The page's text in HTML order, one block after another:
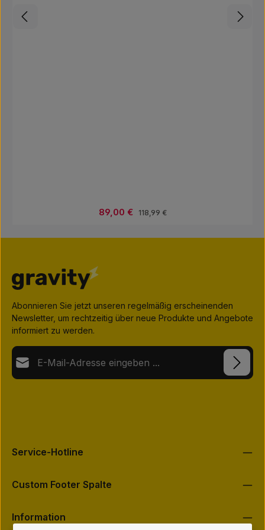
Verkaufspreis:
89,00 € Regulärer Preis:
118,99 €
Abonnieren Sie jetzt unseren regelmäßig erscheinenden
Newsletter, um rechtzeitig über neue Produkte und Angebote
informiert zu werden.
E-Mail-Adresse*
Service-Hotline
Custom Footer Spalte
Information